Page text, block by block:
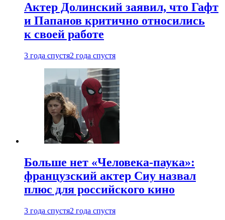
Актер Долинский заявил, что Гафт
и Папанов критично относились
к своей работе
3 года спустя2 года спустя
Больше нет «Человека-паука»:
французский актер Сиу назвал
плюс для российского кино
3 года спустя2 года спустя